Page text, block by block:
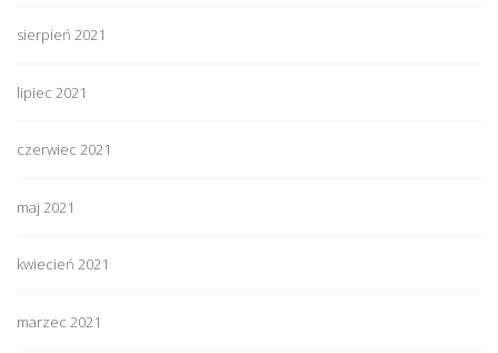
sierpień 2021
lipiec 2021
czerwiec 2021
maj 2021
kwiecień 2021
marzec 2021